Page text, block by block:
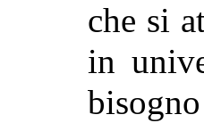
che si
in